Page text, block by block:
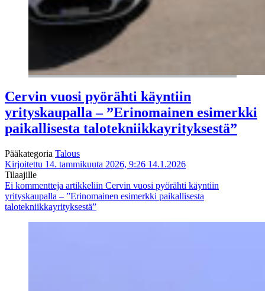
Cervin vuosi pyörähti käyntiin
yrityskaupalla – ”Erinomainen esimerkki
paikallisesta talotekniikkayrityksestä”
Pääkategoria Talous
Kirjoitettu 14. tammikuuta 2026, 9:26 14.1.2026
Tilaajille
Ei kommentteja artikkeliin Cervin vuosi pyörähti käyntiin
yrityskaupalla – ”Erinomainen esimerkki paikallisesta
talotekniikkayrityksestä”